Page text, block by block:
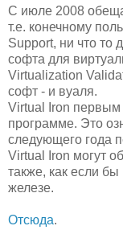
С июле 2008
т.е. конечному
Support, ни что то
софта для
Virtualization
софт - и вуаля.
Virtual Iron первым
программе. Это
следующего года
Virtual Iron могут
также, как если
железе.
Отсюда.